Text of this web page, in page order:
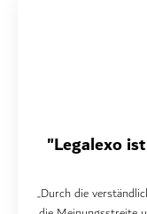
"Legalexo
„Durch die